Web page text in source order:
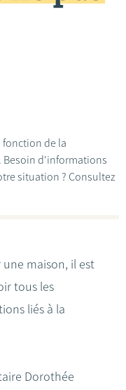
fonction de la
Besoin d'informations
situation ? Consultez
maison, il est
tous les
liés à la
Dorothée